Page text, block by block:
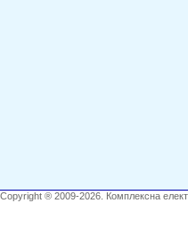
Copyright ® 2009-2026. Комплексна